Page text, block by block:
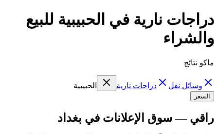
دراجات نارية في الحبيبية للبيع
والشراء
ماكو نتائج
وسائل نقل دراجات نارية الحبيبية
السعر
راقي — سوق الإعلانات في بغداد